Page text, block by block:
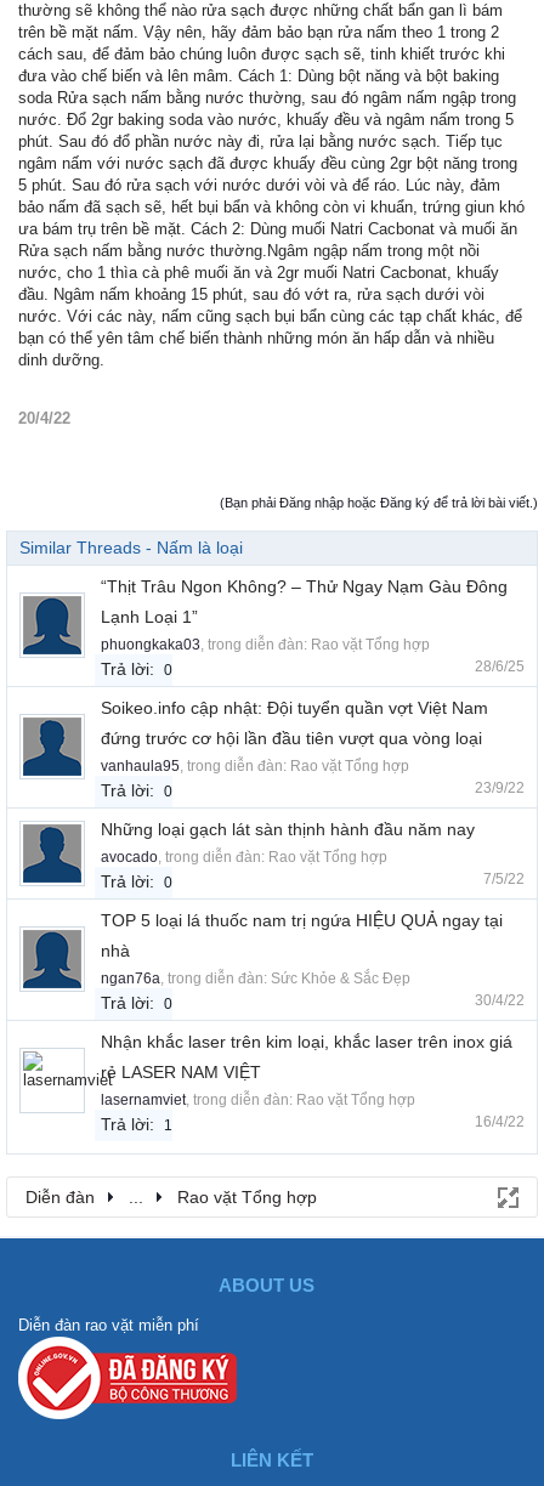
thường sẽ không thể nào rửa sạch được những chất bẩn gan lì bám
trên bề mặt nấm. Vậy nên, hãy đảm bảo bạn rửa nấm theo 1 trong 2
cách sau, để đảm bảo chúng luôn được sạch sẽ, tinh khiết trước khi
đưa vào chế biến và lên mâm. Cách 1: Dùng bột năng và bột baking
soda Rửa sạch nấm bằng nước thường, sau đó ngâm nấm ngập trong
nước. Đổ 2gr baking soda vào nước, khuấy đều và ngâm nấm trong 5
phút. Sau đó đổ phần nước này đi, rửa lại bằng nước sạch. Tiếp tục
ngâm nấm với nước sạch đã được khuấy đều cùng 2gr bột năng trong
5 phút. Sau đó rửa sạch với nước dưới vòi và để ráo. Lúc này, đảm
bảo nấm đã sạch sẽ, hết bụi bẩn và không còn vi khuẩn, trứng giun khó
ưa bám trụ trên bề mặt. Cách 2: Dùng muối Natri Cacbonat và muối ăn
Rửa sạch nấm bằng nước thường.Ngâm ngập nấm trong một nồi
nước, cho 1 thìa cà phê muối ăn và 2gr muối Natri Cacbonat, khuấy
đầu. Ngâm nấm khoảng 15 phút, sau đó vớt ra, rửa sạch dưới vòi
nước. Với các này, nấm cũng sạch bụi bẩn cùng các tạp chất khác, để
bạn có thể yên tâm chế biến thành những món ăn hấp dẫn và nhiều
dinh dưỡng.
20/4/22
(Bạn phải Đăng nhập hoặc Đăng ký để trả lời bài viết.)
Similar Threads - Nấm là loại
“Thịt Trâu Ngon Không? – Thử Ngay Nạm Gàu Đông
Lạnh Loại 1”
phuongkaka03, trong diễn đàn: Rao vặt Tổng hợp
Trả lời: 0 28/6/25
Soikeo.info cập nhật: Đội tuyển quần vợt Việt Nam
đứng trước cơ hội lần đầu tiên vượt qua vòng loại
vanhaula95, trong diễn đàn: Rao vặt Tổng hợp
Trả lời: 0 23/9/22
Những loại gạch lát sàn thịnh hành đầu năm nay
avocado, trong diễn đàn: Rao vặt Tổng hợp
Trả lời: 0 7/5/22
TOP 5 loại lá thuốc nam trị ngứa HIỆU QUẢ ngay tại
nhà
ngan76a, trong diễn đàn: Sức Khỏe & Sắc Đẹp
Trả lời: 0 30/4/22
Nhận khắc laser trên kim loại, khắc laser trên inox giá
rẻ LASER NAM VIỆT
lasernamviet, trong diễn đàn: Rao vặt Tổng hợp
Trả lời: 1 16/4/22
Diễn đàn ... Rao vặt Tổng hợp
ABOUT US
Diễn đàn rao vặt miễn phí
LIÊN KẾT